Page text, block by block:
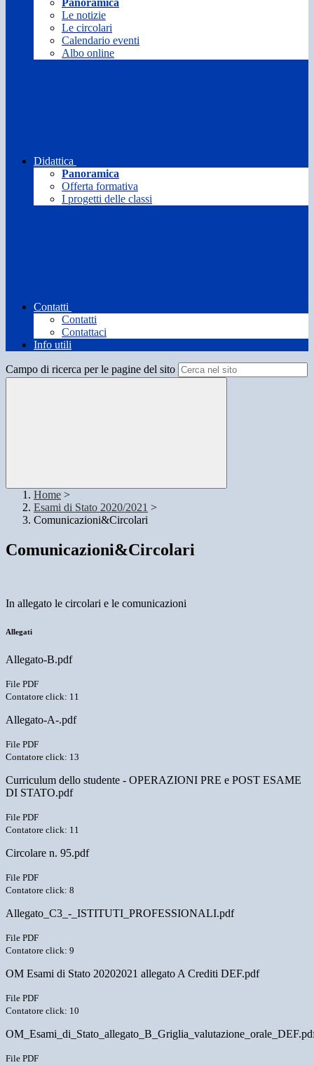
Panoramica
Le notizie
Le circolari
Calendario eventi
Albo online
Didattica
Panoramica
Offerta formativa
I progetti delle classi
Contatti
Contatti
Contattaci
Info utili
Campo di ricerca per le pagine del sito
Home >
Esami di Stato 2020/2021 >
Comunicazioni&Circolari
Comunicazioni&Circolari
In allegato le circolari e le comunicazioni
Allegati
Allegato-B.pdf
File PDF
Contatore click: 11
Allegato-A-.pdf
File PDF
Contatore click: 13
Curriculum dello studente - OPERAZIONI PRE e POST ESAME
DI STATO.pdf
File PDF
Contatore click: 11
Circolare n. 95.pdf
File PDF
Contatore click: 8
Allegato_C3_-_ISTITUTI_PROFESSIONALI.pdf
File PDF
Contatore click: 9
OM Esami di Stato 20202021 allegato A Crediti DEF.pdf
File PDF
Contatore click: 10
File PDF